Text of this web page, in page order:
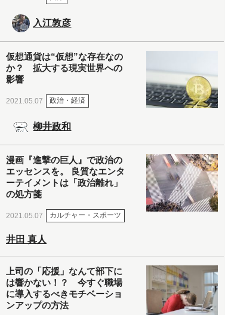
入江敦彦
仮想通貨は“仮想”な存在なの
か？ 拡大する現実世界への
影響
2021.05.07 政治・経済
柳井政和
漫画『進撃の巨人』で政治の
エッセンスを。 良質なエンタ
ーテイメントは「政治離れ」
の処方箋
2021.05.07 カルチャー・スポーツ
井田 真人
上司の「応援」なんて部下に
は響かない！？ 今すぐ職場
に導入するべきモチベーショ
ンアップの方法